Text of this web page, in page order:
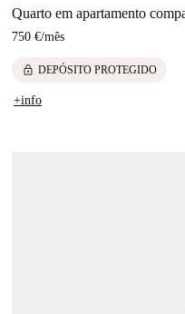
Quarto em apartamento
750 €/mês
lock DEPÓSITO PROTEGIDO
+info